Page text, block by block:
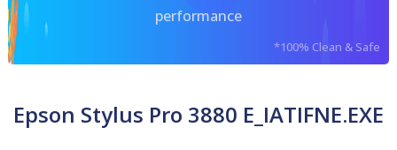
performance
*100% Clean & Safe
Epson Stylus Pro 3880 E_IATIFNE.EXE